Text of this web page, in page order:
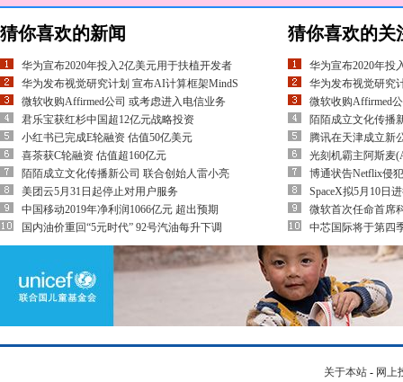
猜你喜欢的新闻
华为宣布2020年投入2亿美元用于扶植开发者
华为发布视觉研究计划 宣布AI计算框架MindS
微软收购Affirmed公司 或考虑进入电信业务
君乐宝获红杉中国超12亿元战略投资
小红书已完成E轮融资 估值50亿美元
喜茶获C轮融资 估值超160亿元
陌陌成立文化传播新公司 联合创始人雷小亮
美团云5月31日起停止对用户服务
中国移动2019年净利润1066亿元 超出预期
国内油价重回“5元时代” 92号汽油每升下调
猜你喜欢的关
华为宣布2020年投
华为发布视觉研究
微软收购Affirmed
陌陌成立文化传播
腾讯在天津成立新
光刻机霸主阿斯麦
博通状告Netflix侵
SpaceX拟5月10日
微软首次任命首席
中芯国际将于第四
关于本站 - 网上